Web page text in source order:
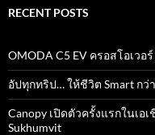
RECENT POSTS
OMODA C5 EV ครอสโอเวอ
อัปทุกทริป… ให้ชีวิต Smart กว่
Canopy เปิดตัวครั้งแรกในเอ
Sukhumvit